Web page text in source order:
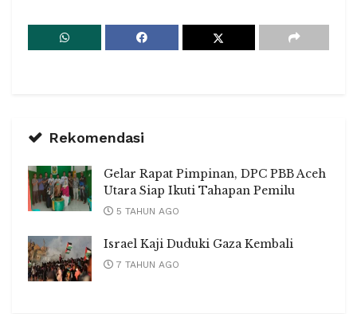
Rekomendasi
Gelar Rapat Pimpinan, DPC PBB Aceh
Utara Siap Ikuti Tahapan Pemilu
5 TAHUN AGO
Israel Kaji Duduki Gaza Kembali
7 TAHUN AGO